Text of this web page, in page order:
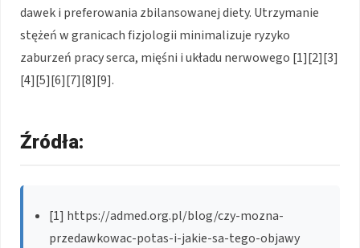
dawek i preferowania zbilansowanej diety. Utrzymanie
stężeń w granicach fizjologii minimalizuje ryzyko
zaburzeń pracy serca, mięśni i układu nerwowego [1][2][3]
[4][5][6][7][8][9].
Źródła:
[1] https://admed.org.pl/blog/czy-mozna-
przedawkowac-potas-i-jakie-sa-tego-objawy